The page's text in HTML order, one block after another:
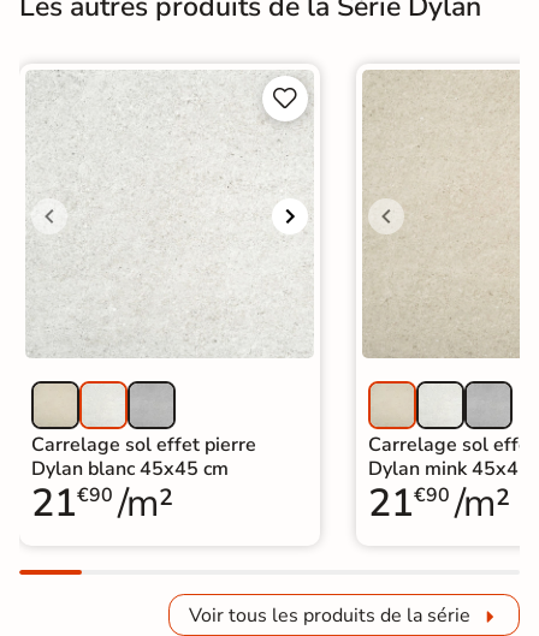


Carrelage sol effet pierre
Dylan blanc 45x45 cm
21€90 /m²
Carrelage sol
Dylan mink 45x45
21€90 /m²
Voir tous les produits de la série